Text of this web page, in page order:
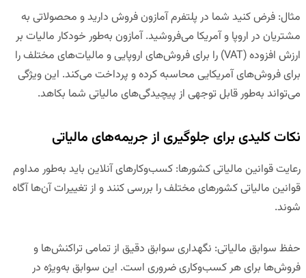
مثال: فرض کنید شما در پلتفرم آمازون فروش دارید و محصولاتی به
مشتریان در اروپا و آمریکا می‌فروشید. آمازون به‌طور خودکار مالیات بر
ارزش افزوده (VAT) را برای فروش‌های اروپایی و مالیات‌های مختلف را
برای فروش‌های آمریکایی محاسبه کرده و پرداخت می‌کند. این ویژگی
می‌تواند به‌طور قابل توجهی از پیچیدگی‌های مالیاتی شما بکاهد.
نکات کلیدی برای جلوگیری از جریمه‌های مالیاتی
رعایت قوانین مالیاتی کشورها: کسب‌وکارهای آنلاین باید به‌طور مداوم
قوانین مالیاتی کشورهای مختلف را بررسی کنند و از تغییرات آن‌ها آگاه
شوند.
حفظ سوابق مالیاتی: نگهداری سوابق دقیق از تمامی تراکنش‌ها و
فروش‌ها برای هر کسب‌وکاری ضروری است. این سوابق به‌ویژه در